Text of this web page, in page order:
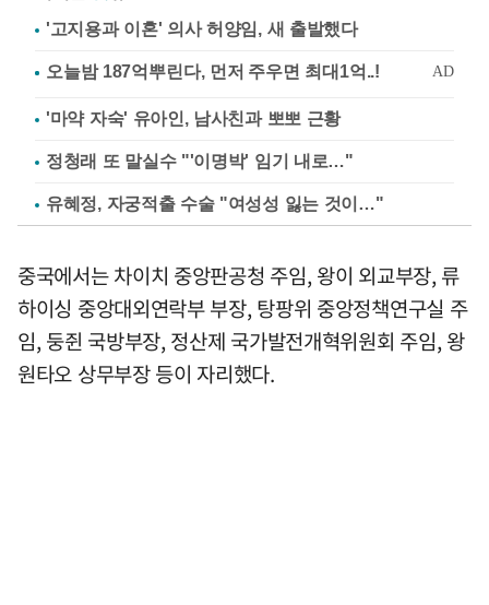
'고지용과 이혼' 의사 허양임, 새 출발했다
'마약 자숙' 유아인, 남사친과 뽀뽀 근황
정청래 또 말실수 "'이명박' 임기 내로…"
유혜정, 자궁적출 수술 "여성성 잃는 것이…"
중국에서는 차이치 중앙판공청 주임, 왕이 외교부장, 류
하이싱 중앙대외연락부 부장, 탕팡위 중앙정책연구실 주
임, 둥쥔 국방부장, 정산제 국가발전개혁위원회 주임, 왕
원타오 상무부장 등이 자리했다.